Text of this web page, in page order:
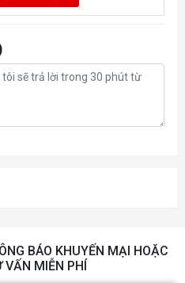
Có
340 x 150.2 x 75.2 mm
BÁO KHUYẾN MẠI HOẶC
MIỄN PHÍ